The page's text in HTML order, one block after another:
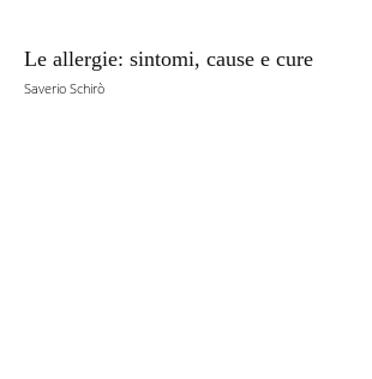
Le allergie: sintomi, cause e cure
Saverio Schirò